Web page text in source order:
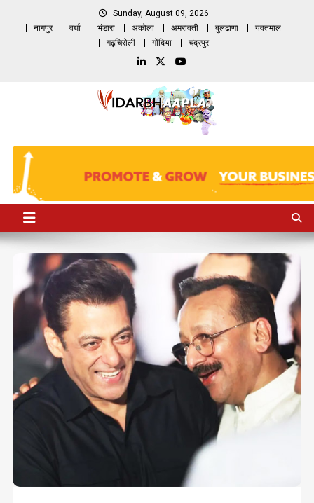
Sunday, August 09, 2026
नागपुर
वर्धा भंडारा अकोला अमरावती बुलढाणा
यवतमाल
गढ़चिरोली
गोंदिया चंद्रपुर